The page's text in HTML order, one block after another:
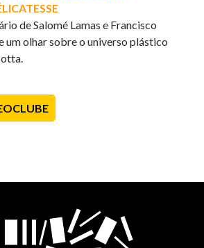
de Salomé Lamas e Francisco
um olhar sobre o universo plástico